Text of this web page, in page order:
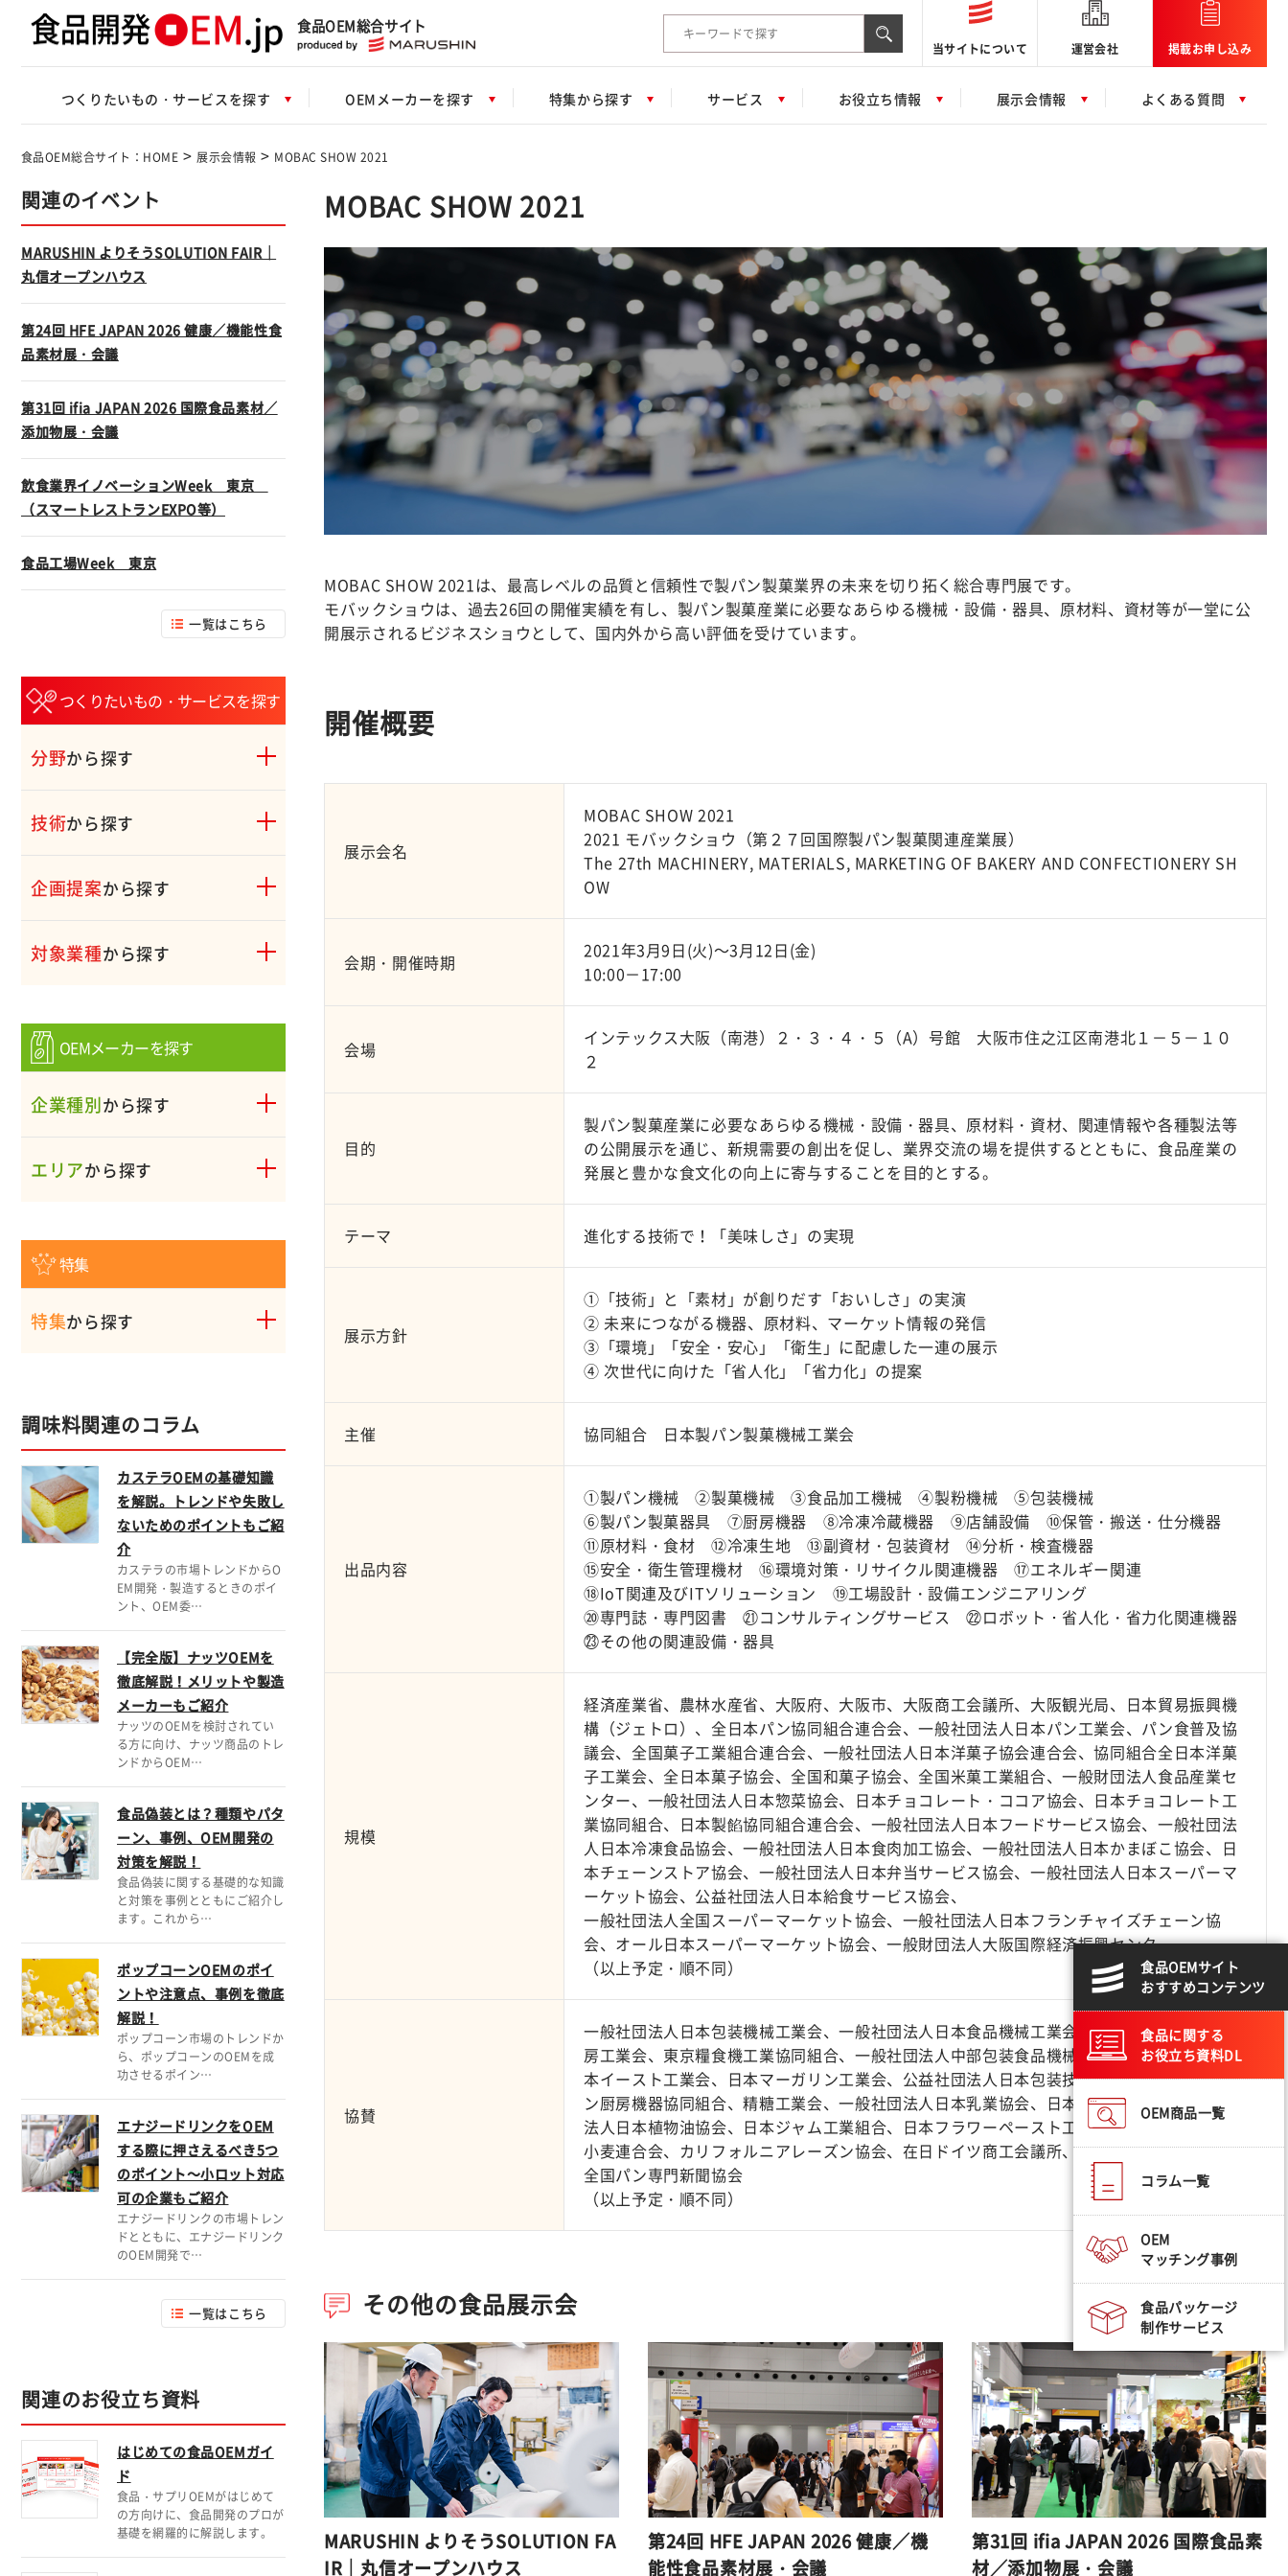
食品OEM総合サイト
検索キーワード入力 当サイトについて 運営会社 掲載お申し込み
つくりたいもの・サービスを探す OEMメーカーを探す 特集から探す サービス お役立ち情報 展示会情報 よくある質問
食品OEM総合サイト：HOME >展示会情報 > MOBAC SHOW 2021
関連のイベント
MARUSHIN よりそうSOLUTION FAIR｜
丸信オープンハウス
第24回 HFE JAPAN 2026 健康／機能性食
品素材展・会議
第31回 ifia JAPAN 2026 国際食品素材／
添加物展・会議
飲食業界イノベーションWeek 東京
（スマートレストランEXPO等）
食品工場Week 東京
一覧はこちら
つくりたいもの・サービスを探す
分野から探す
技術から探す
企画提案から探す
対象業種から探す
OEMメーカーを探す
企業種別から探す
エリアから探す
特集
特集から探す
調味料関連のコラム
カステラOEMの基礎知識
を解説。トレンドや失敗し
ないためのポイントもご紹
介
カステラの市場トレンドからO
EM開発・製造するときのポイ
ント、OEM委…
【完全版】ナッツOEMを
徹底解説！メリットや製造
メーカーもご紹介
ナッツのOEMを検討されてい
る方に向け、ナッツ商品のトレ
ンドからOEM…
食品偽装とは？種類やパタ
ーン、事例、OEM開発の
対策を解説！
食品偽装に関する基礎的な知識
と対策を事例とともにご紹介し
ます。これから…
ポップコーンOEMのポイ
ントや注意点、事例を徹底
解説！
ポップコーン市場のトレンドか
ら、ポップコーンのOEMを成
功させるポイン…
エナジードリンクをOEM
する際に押さえるべき5つ
のポイント～小ロット対応
可の企業もご紹介
エナジードリンクの市場トレン
ドとともに、エナジードリンク
のOEM開発で…
一覧はこちら
関連のお役立ち資料
はじめての食品OEMガイ
ド
食品・サプリOEMがはじめて
の方向けに、食品開発のプロが
基礎を網羅的に解説します。
MOBAC SHOW 2021
MOBAC SHOW 2021は、最高レベルの品質と信頼性で製パン製菓業界の未来を切り拓く総合専門展です。
モバックショウは、過去26回の開催実績を有し、製パン製菓産業に必要なあらゆる機械・設備・器具、原材料、資材等が一堂に公
開展示されるビジネスショウとして、国内外から高い評価を受けています。
開催概要
展示会名
MOBAC SHOW 2021
2021 モバックショウ（第２７回国際製パン製菓関連産業展）
The 27th MACHINERY, MATERIALS, MARKETING OF BAKERY AND CONFECTIONERY SH
OW
会期・開催時期
2021年3月9日(火)～3月12日(金)
10:00－17:00
会場
インテックス大阪（南港）２・３・４・５（A）号館 大阪市住之江区南港北１－５－１０
２
目的
製パン製菓産業に必要なあらゆる機械・設備・器具、原材料・資材、関連情報や各種製法等
の公開展示を通じ、新規需要の創出を促し、業界交流の場を提供するとともに、食品産業の
発展と豊かな食文化の向上に寄与することを目的とする。
テーマ 進化する技術で！「美味しさ」の実現
展示方針
①「技術」と「素材」が創りだす「おいしさ」の実演
② 未来につながる機器、原材料、マーケット情報の発信
③「環境」「安全・安心」「衛生」に配慮した一連の展示
④ 次世代に向けた「省人化」「省力化」の提案
主催 協同組合 日本製パン製菓機械工業会
出品内容
①製パン機械 ②製菓機械 ③食品加工機械 ④製粉機械 ⑤包装機械
⑥製パン製菓器具 ⑦厨房機器 ⑧冷凍冷蔵機器 ⑨店舗設備 ⑩保管・搬送・仕分機器
⑪原材料・食材 ⑫冷凍生地 ⑬副資材・包装資材 ⑭分析・検査機器
⑮安全・衛生管理機材 ⑯環境対策・リサイクル関連機器 ⑰エネルギー関連
⑱IoT関連及びITソリューション ⑲工場設計・設備エンジニアリング
⑳専門誌・専門図書 ㉑コンサルティングサービス ㉒ロボット・省人化・省力化関連機器
㉓その他の関連設備・器具
規模
経済産業省、農林水産省、大阪府、大阪市、大阪商工会議所、大阪観光局、日本貿易振興機
構（ジェトロ）、全日本パン協同組合連合会、一般社団法人日本パン工業会、パン食普及協
議会、全国菓子工業組合連合会、一般社団法人日本洋菓子協会連合会、協同組合全日本洋菓
子工業会、全日本菓子協会、全国和菓子協会、全国米菓工業組合、一般財団法人食品産業セ
ンター、一般社団法人日本惣菜協会、日本チョコレート・ココア協会、日本チョコレート工
業協同組合、日本製餡協同組合連合会、一般社団法人日本フードサービス協会、一般社団法
人日本冷凍食品協会、一般社団法人日本食肉加工協会、一般社団法人日本かまぼこ協会、日
本チェーンストア協会、一般社団法人日本弁当サービス協会、一般社団法人日本スーパーマ
ーケット協会、公益社団法人日本給食サービス協会、
一般社団法人全国スーパーマーケット協会、一般社団法人日本フランチャイズチェーン協
会、オール日本スーパーマーケット協会、一般財団法人大阪国際経済振興センター
（以上予定・順不同）
協賛
一般社団法人日本包装機械工業会、一般社団法人日本食品機械工業会、一般社団法人日本厨
房工業会、東京糧食機工業協同組合、一般社団法人中部包装食品機械工業会、製粉協会、日
本イースト工業会、日本マーガリン工業会、公益社団法人日本包装技術協会、関西製菓製パ
ン厨房機器協同組合、精糖工業会、一般社団法人日本乳業協会、日本香料工業会、一般社団
法人日本植物油協会、日本ジャム工業組合、日本フラワーペースト工業会、アメリカ合衆国
小麦連合会、カリフォルニアレーズン協会、在日ドイツ商工会議所、フランス見本市協会、
全国パン専門新聞協会
（以上予定・順不同）
その他の食品展示会
MARUSHIN よりそうSOLUTION FA
IR｜丸信オープンハウス
第24回 HFE JAPAN 2026 健康／機
能性食品素材展・会議
第31回 ifia JAPAN 2026 国際食品素
材／添加物展・会議
食品OEMサイト
おすすめコンテンツ
食品に関する
お役立ち資料DL
OEM商品一覧
コラム一覧
OEM
マッチング事例
食品パッケージ
制作サービス